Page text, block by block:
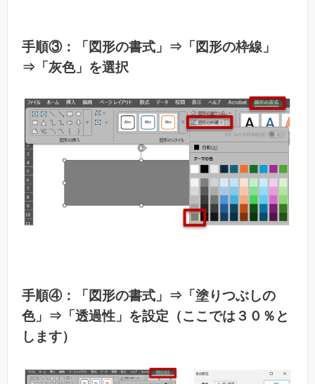
手順③：「図形の書式」⇒「図形の枠線」
⇒「灰色」を選択
手順④：「図形の書式」⇒「塗りつぶしの
色」⇒「透過性」を設定（ここでは３０％と
します）